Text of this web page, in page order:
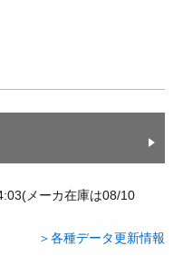
メーカ在庫は08/10
＞各種データ更新情報